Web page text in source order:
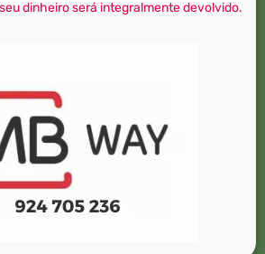
dinheiro será integralmente devolvido.